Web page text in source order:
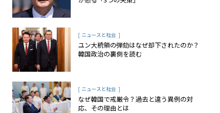
[ ニュースと社会 ]
ユン大統領の弾劾はなぜ却下されたのか？
韓国政治の裏側を読む
[ ニュースと社会 ]
なぜ韓国で戒厳令？過去と違う異例の対
応、その理由とは